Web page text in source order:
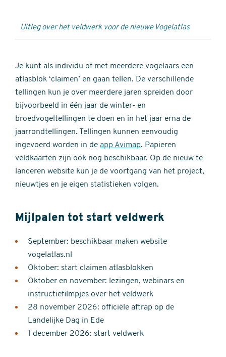
Uitleg over het veldwerk voor de nieuwe Vogelatlas
Je kunt als individu of met meerdere vogelaars een
atlasblok ‘claimen’ en gaan tellen. De verschillende
tellingen kun je over meerdere jaren spreiden door
bijvoorbeeld in één jaar de winter- en
broedvogeltellingen te doen en in het jaar erna de
jaarrondtellingen. Tellingen kunnen eenvoudig
ingevoerd worden in de app Avimap. Papieren
veldkaarten zijn ook nog beschikbaar. Op de nieuw te
lanceren website kun je de voortgang van het project,
nieuwtjes en je eigen statistieken volgen.
Mijlpalen tot start veldwerk
September: beschikbaar maken website
vogelatlas.nl
Oktober: start claimen atlasblokken
Oktober en november: lezingen, webinars en
instructiefilmpjes over het veldwerk
28 november 2026: officiële aftrap op de
Landelijke Dag in Ede
1 december 2026: start veldwerk